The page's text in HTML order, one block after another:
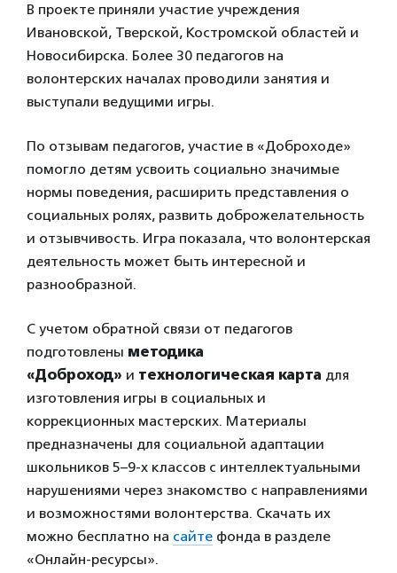
В проекте приняли участие учреждения
Ивановской, Тверской, Костромской областей и
Новосибирска. Более 30 педагогов на
волонтерских началах проводили занятия и
выступали ведущими игры.
По отзывам педагогов, участие в «Доброходе»
помогло детям усвоить социально значимые
нормы поведения, расширить представления о
социальных ролях, развить доброжелательность
и отзывчивость. Игра показала, что волонтерская
деятельность может быть интересной и
разнообразной.
С учетом обратной связи от педагогов
подготовлены методика
«Доброход» и технологическая карта для
изготовления игры в социальных и
коррекционных мастерских. Материалы
предназначены для социальной адаптации
школьников 5–9-х классов с интеллектуальными
нарушениями через знакомство с направлениями
и возможностями волонтерства. Скачать их
можно бесплатно на сайте фонда в разделе
«Онлайн-ресурсы».